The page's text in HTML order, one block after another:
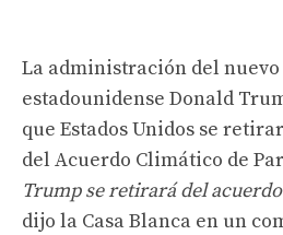
La administración del
estadounidense Donald
que Estados Unidos se
del Acuerdo Climático de
Trump se retirará del
dijo la Casa Blanca en un